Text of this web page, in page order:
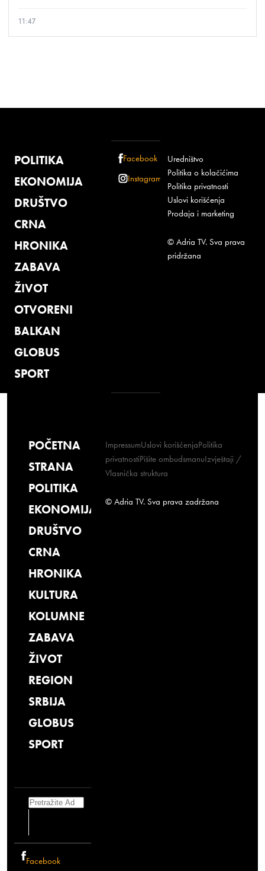
11:47
POLITIKA
EKONOMIJA
DRUŠTVO
CRNA
HRONIKA
ZABAVA
ŽIVOT
OTVORENI
BALKAN
GLOBUS
SPORT
Facebook
Instagram
Uredništvo
Politika o kolačićima
Politika privatnosti
Uslovi korišćenja
Prodaja i marketing
© Adria TV. Sva prava
pridržana
POČETNA
STRANA
POLITIKA
EKONOMIJA
DRUŠTVO
CRNA
HRONIKA
KULTURA
KOLUMNE
ZABAVA
ŽIVOT
REGION
SRBIJA
GLOBUS
SPORT
Search
Facebook
ImpressumUslovi korišćenjaPolitika
privatnostiPišite ombudsmanuIzvještaji /
Vlasnička struktura
© Adria TV. Sva prava zadržana